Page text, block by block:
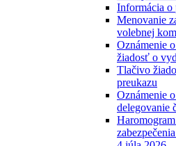
Informácia o
Menovanie
volebnej
Oznámenie
žiadosť o
Tlačivo
preukazu
Oznámenie
delegovanie